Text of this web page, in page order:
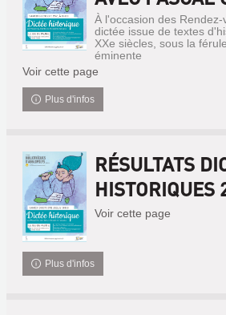
À l'occasion des
dictée issue de textes
XXe siècles, sous la
éminente
Voir cette page
Plus d'infos
RÉSULTATS
HISTORIQUES
Voir cette page
Plus d'infos